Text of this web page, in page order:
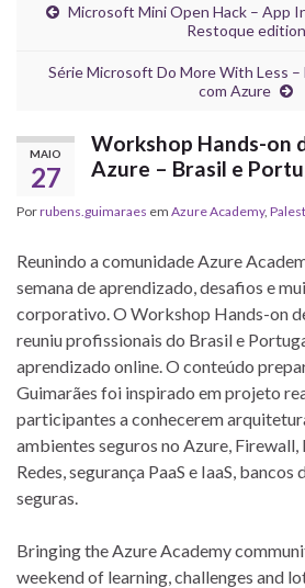
Microsoft Mini Open Hack – App
Restoque edition
Série Microsoft Do More With Less –
com Azure
MAIO
27
Workshop Hands-on
Azure – Brasil e
Porrubens.guimaraes em Azure Academy,
Reunindo a comunidade Azure
semana de aprendizado, desafios e
corporativo. O Workshop Hands-on
reuniu profissionais do Brasil e
aprendizado online. O conteúdo
Guimarães foi inspirado em projeto
participantes a conhecerem
ambientes seguros no Azure, Firewall,
Redes, segurança PaaS e IaaS, bancos
seguras.
Bringing the Azure Academy
weekend of learning, challenges and